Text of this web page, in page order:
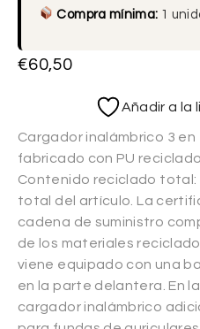
Compra mínima: 1
€60,50
Añadir a la
Cargador inalámbrico 3 en
fabricado con PU
Contenido reciclado total:
total del artículo. La
cadena de suministro
de los materiales
viene equipado con una
en la parte delantera. En
cargador inalámbrico